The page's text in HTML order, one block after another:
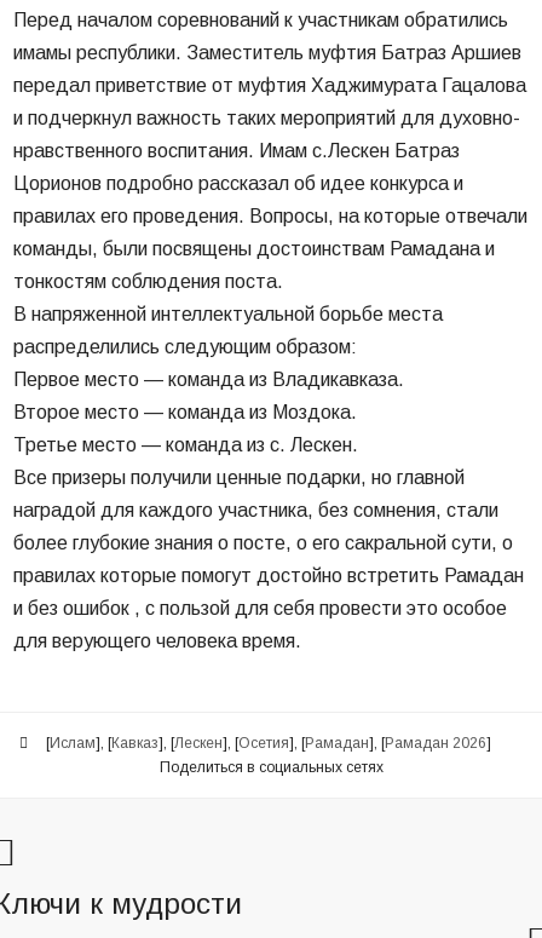
Перед началом соревнований к участникам обратились
имамы республики. Заместитель муфтия Батраз Аршиев
передал приветствие от муфтия Хаджимурата Гацалова
и подчеркнул важность таких мероприятий для духовно-
нравственного воспитания. Имам с.Лескен Батраз
Цорионов подробно рассказал об идее конкурса и
правилах его проведения. Вопросы, на которые отвечали
команды, были посвящены достоинствам Рамадана и
тонкостям соблюдения поста.
В напряженной интеллектуальной борьбе места
распределились следующим образом:
Первое место — команда из Владикавказа.
Второе место — команда из Моздока.
Третье место — команда из с. Лескен.
Все призеры получили ценные подарки, но главной
наградой для каждого участника, без сомнения, стали
более глубокие знания о посте, о его сакральной сути, о
правилах которые помогут достойно встретить Рамадан
и без ошибок , с пользой для себя провести это особое
для верующего человека время.
[Ислам], [Кавказ], [Лескен], [Осетия], [Рамадан], [Рамадан 2026]
Поделиться в социальных сетях
к мудрости